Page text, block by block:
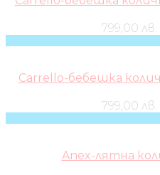
799,00
Carrello-бебешка
799,00
Anex-лятна